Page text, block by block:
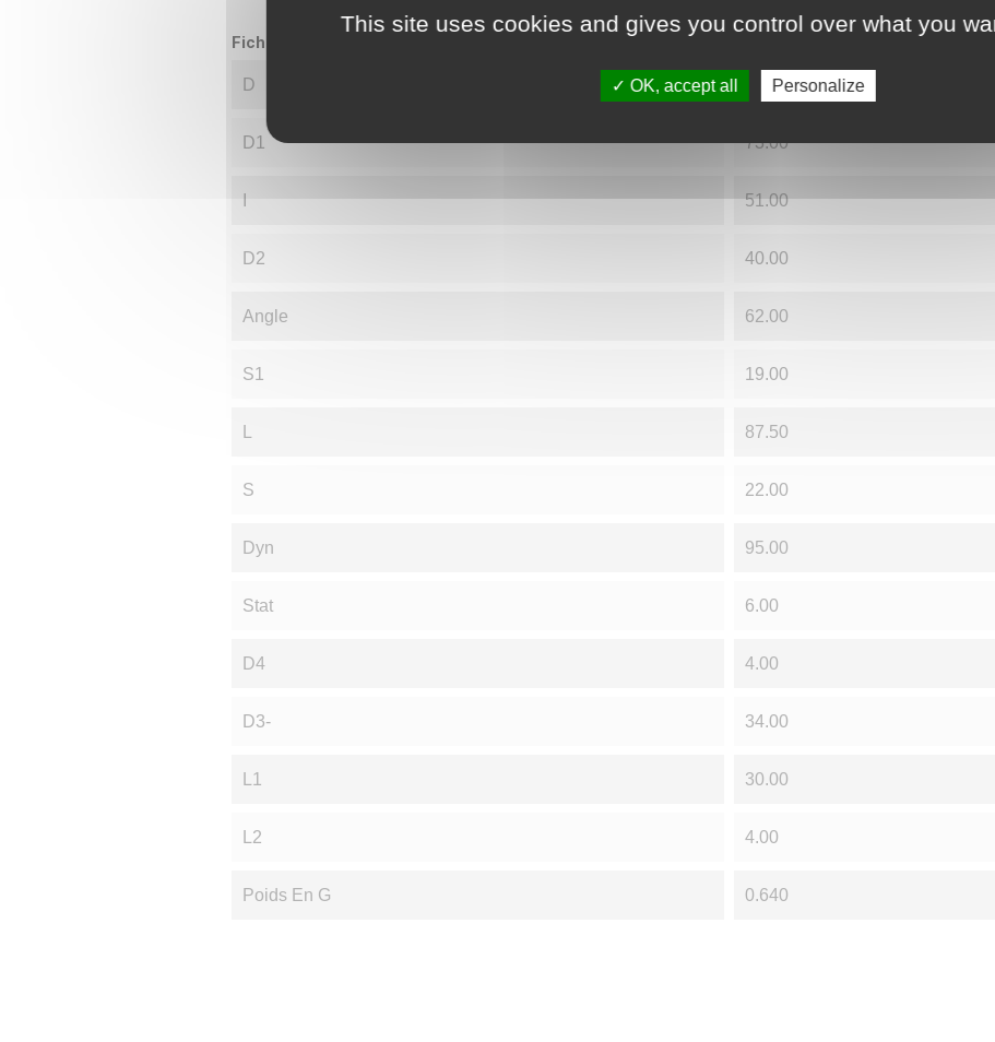
Fiche technique
D 30.00
D1 73.00
51.00
D2 40.00
Angle 62.00
S1 19.00
87.50
S 22.00
Dyn 95.00
Stat 6.00
D4 4.00
D3- 34.00
L1 30.00
L2 4.00
Poids En G 0.640
This site uses cookies and gives you control over what you
OK, accept all Personalize